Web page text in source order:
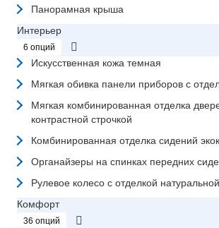
Панорамная крыша
Интерьер
6 опций
Искусственная кожа темная
Мягкая обивка панели приборов с
Мягкая комбинированная отделка
контрастной строчкой
Комбинированная отделка сидений
Органайзеры на спинках передних
Рулевое колесо с отделкой
Комфорт
36 опций